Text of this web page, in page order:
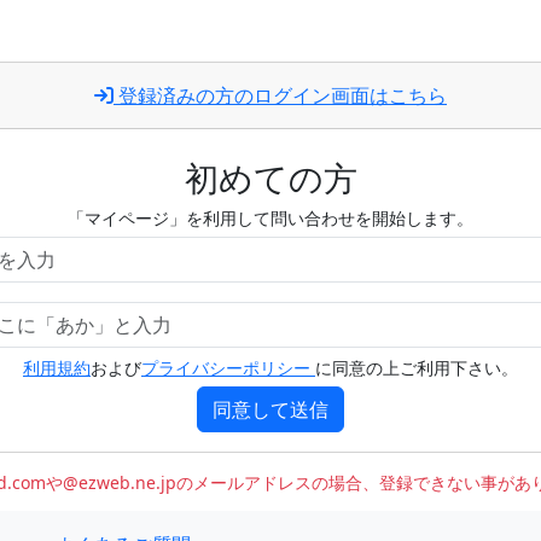
登録済みの方のログイン画面はこちら
初めての方
「マイページ」を利用して問い合わせを開始します。
利用規約およびプライバシーポリシー に同意の上ご利用下さい。
同意して送信
や@ezweb.ne.jpのメールアドレスの場合、登録できない事があ